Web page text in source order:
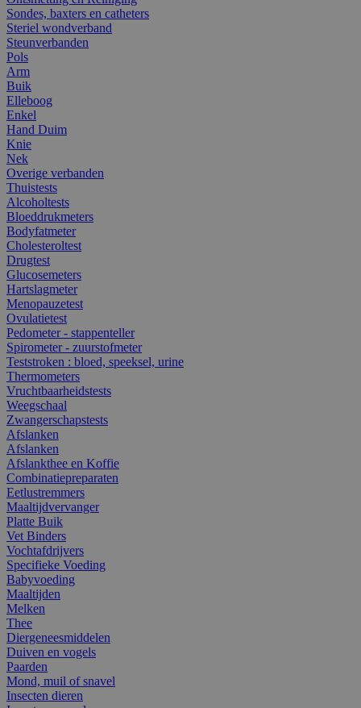
Sondes, baxters en catheters
Steriel wondverband
Steunverbanden
Pols
Arm
Buik
Elleboog
Enkel
Hand Duim
Knie
Nek
Overige verbanden
Thuistests
Alcoholtests
Bloeddrukmeters
Bodyfatmeter
Cholesteroltest
Drugtest
Glucosemeters
Hartslagmeter
Menopauzetest
Ovulatietest
Pedometer - stappenteller
Spirometer - zuurstofmeter
Teststroken : bloed, speeksel, urine
Thermometers
Vruchtbaarheidstests
Weegschaal
Zwangerschapstests
Afslanken
Afslanken
Afslankthee en Koffie
Combinatiepreparaten
Eetlustremmers
Maaltijdvervanger
Platte Buik
Vet Binders
Vochtafdrijvers
Specifieke Voeding
Babyvoeding
Maaltijden
Melken
Thee
Diergeneesmiddelen
Duiven en vogels
Paarden
Mond, muil of snavel
Insecten dieren